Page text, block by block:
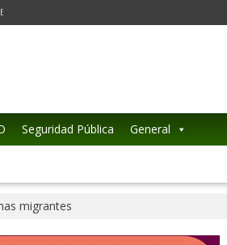
Seguridad Pública General
migrantes